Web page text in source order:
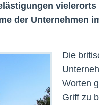
der Unternehmen
Die
Worten
Griff zu